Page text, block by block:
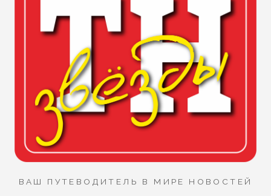
ВАШ ПУТЕВОДИТЕЛЬ В МИРЕ НОВОСТЕЙ